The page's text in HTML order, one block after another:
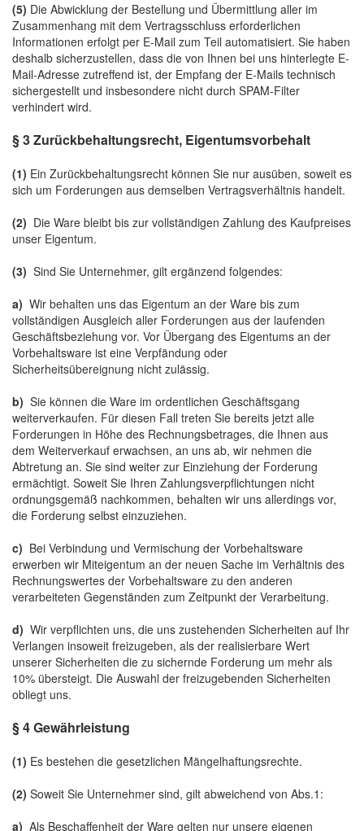
(5) Die Abwicklung der Bestellung und Übermittlung aller im
Zusammenhang mit dem Vertragsschluss erforderlichen
Informationen erfolgt per E-Mail zum Teil automatisiert. Sie haben
deshalb sicherzustellen, dass die von Ihnen bei uns hinterlegte E-
Mail-Adresse zutreffend ist, der Empfang der E-Mails technisch
sichergestellt und insbesondere nicht durch SPAM-Filter
verhindert wird.
§ 3 Zurückbehaltungsrecht, Eigentumsvorbehalt
(1) Ein Zurückbehaltungsrecht können Sie nur ausüben, soweit es
sich um Forderungen aus demselben Vertragsverhältnis handelt.
(2) Die Ware bleibt bis zur vollständigen Zahlung des Kaufpreises
unser Eigentum.
(3) Sind Sie Unternehmer, gilt ergänzend folgendes:
a) Wir behalten uns das Eigentum an der Ware bis zum
vollständigen Ausgleich aller Forderungen aus der laufenden
Geschäftsbeziehung vor. Vor Übergang des Eigentums an der
Vorbehaltsware ist eine Verpfändung oder
Sicherheitsübereignung nicht zulässig.
b) Sie können die Ware im ordentlichen Geschäftsgang
weiterverkaufen. Für diesen Fall treten Sie bereits jetzt alle
Forderungen in Höhe des Rechnungsbetrages, die Ihnen aus
dem Weiterverkauf erwachsen, an uns ab, wir nehmen die
Abtretung an. Sie sind weiter zur Einziehung der Forderung
ermächtigt. Soweit Sie Ihren Zahlungsverpflichtungen nicht
ordnungsgemäß nachkommen, behalten wir uns allerdings vor,
die Forderung selbst einzuziehen.
c) Bei Verbindung und Vermischung der Vorbehaltsware
erwerben wir Miteigentum an der neuen Sache im Verhältnis des
Rechnungswertes der Vorbehaltsware zu den anderen
verarbeiteten Gegenständen zum Zeitpunkt der Verarbeitung.
d) Wir verpflichten uns, die uns zustehenden Sicherheiten auf Ihr
Verlangen insoweit freizugeben, als der realisierbare Wert
unserer Sicherheiten die zu sichernde Forderung um mehr als
10% übersteigt. Die Auswahl der freizugebenden Sicherheiten
obliegt uns.
§ 4 Gewährleistung
(1) Es bestehen die gesetzlichen Mängelhaftungsrechte.
(2) Soweit Sie Unternehmer sind, gilt abweichend von Abs.1:
a) Als Beschaffenheit der Ware gelten nur unsere eigenen